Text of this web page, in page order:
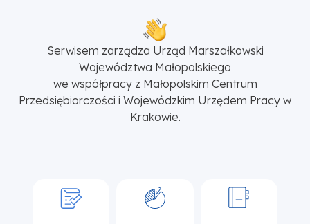
Serwisem zarządza Urząd Marszałkowski
Województwa Małopolskiego
we współpracy z Małopolskim Centrum
Przedsiębiorczości i Wojewódzkim Urzędem Pracy w
Krakowie.